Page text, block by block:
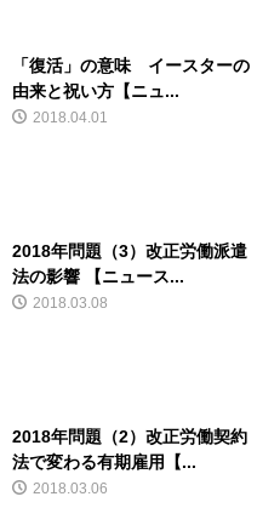
「復活」の意味 イースターの
由来と祝い方【ニュ...
2018.04.01
2018年問題（3）改正労働派遣
法の影響 【ニュース...
2018.03.08
2018年問題（2）改正労働契約
法で変わる有期雇用【...
2018.03.06